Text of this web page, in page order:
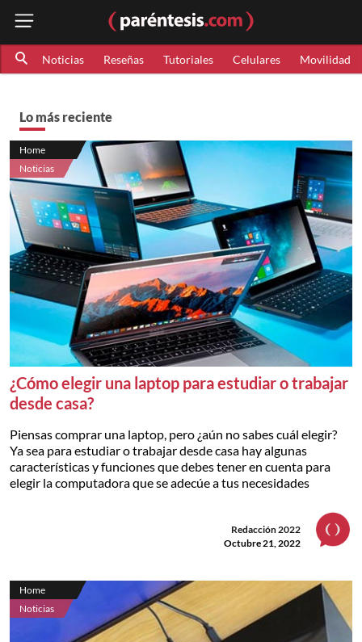
Noticias Reseñas Tutoriales Celulares Movilidad
Lo más reciente
Home
Noticias
¿Cómo elegir una laptop para estudiar o trabajar
desde casa?
Piensas comprar una laptop, pero ¿aún no sabes cuál elegir?
Ya sea para estudiar o trabajar desde casa hay algunas
características y funciones que debes tener en cuenta para
elegir la computadora que se adecúe a tus necesidades
Redacción 2022
Octubre 21, 2022
Home
Noticias